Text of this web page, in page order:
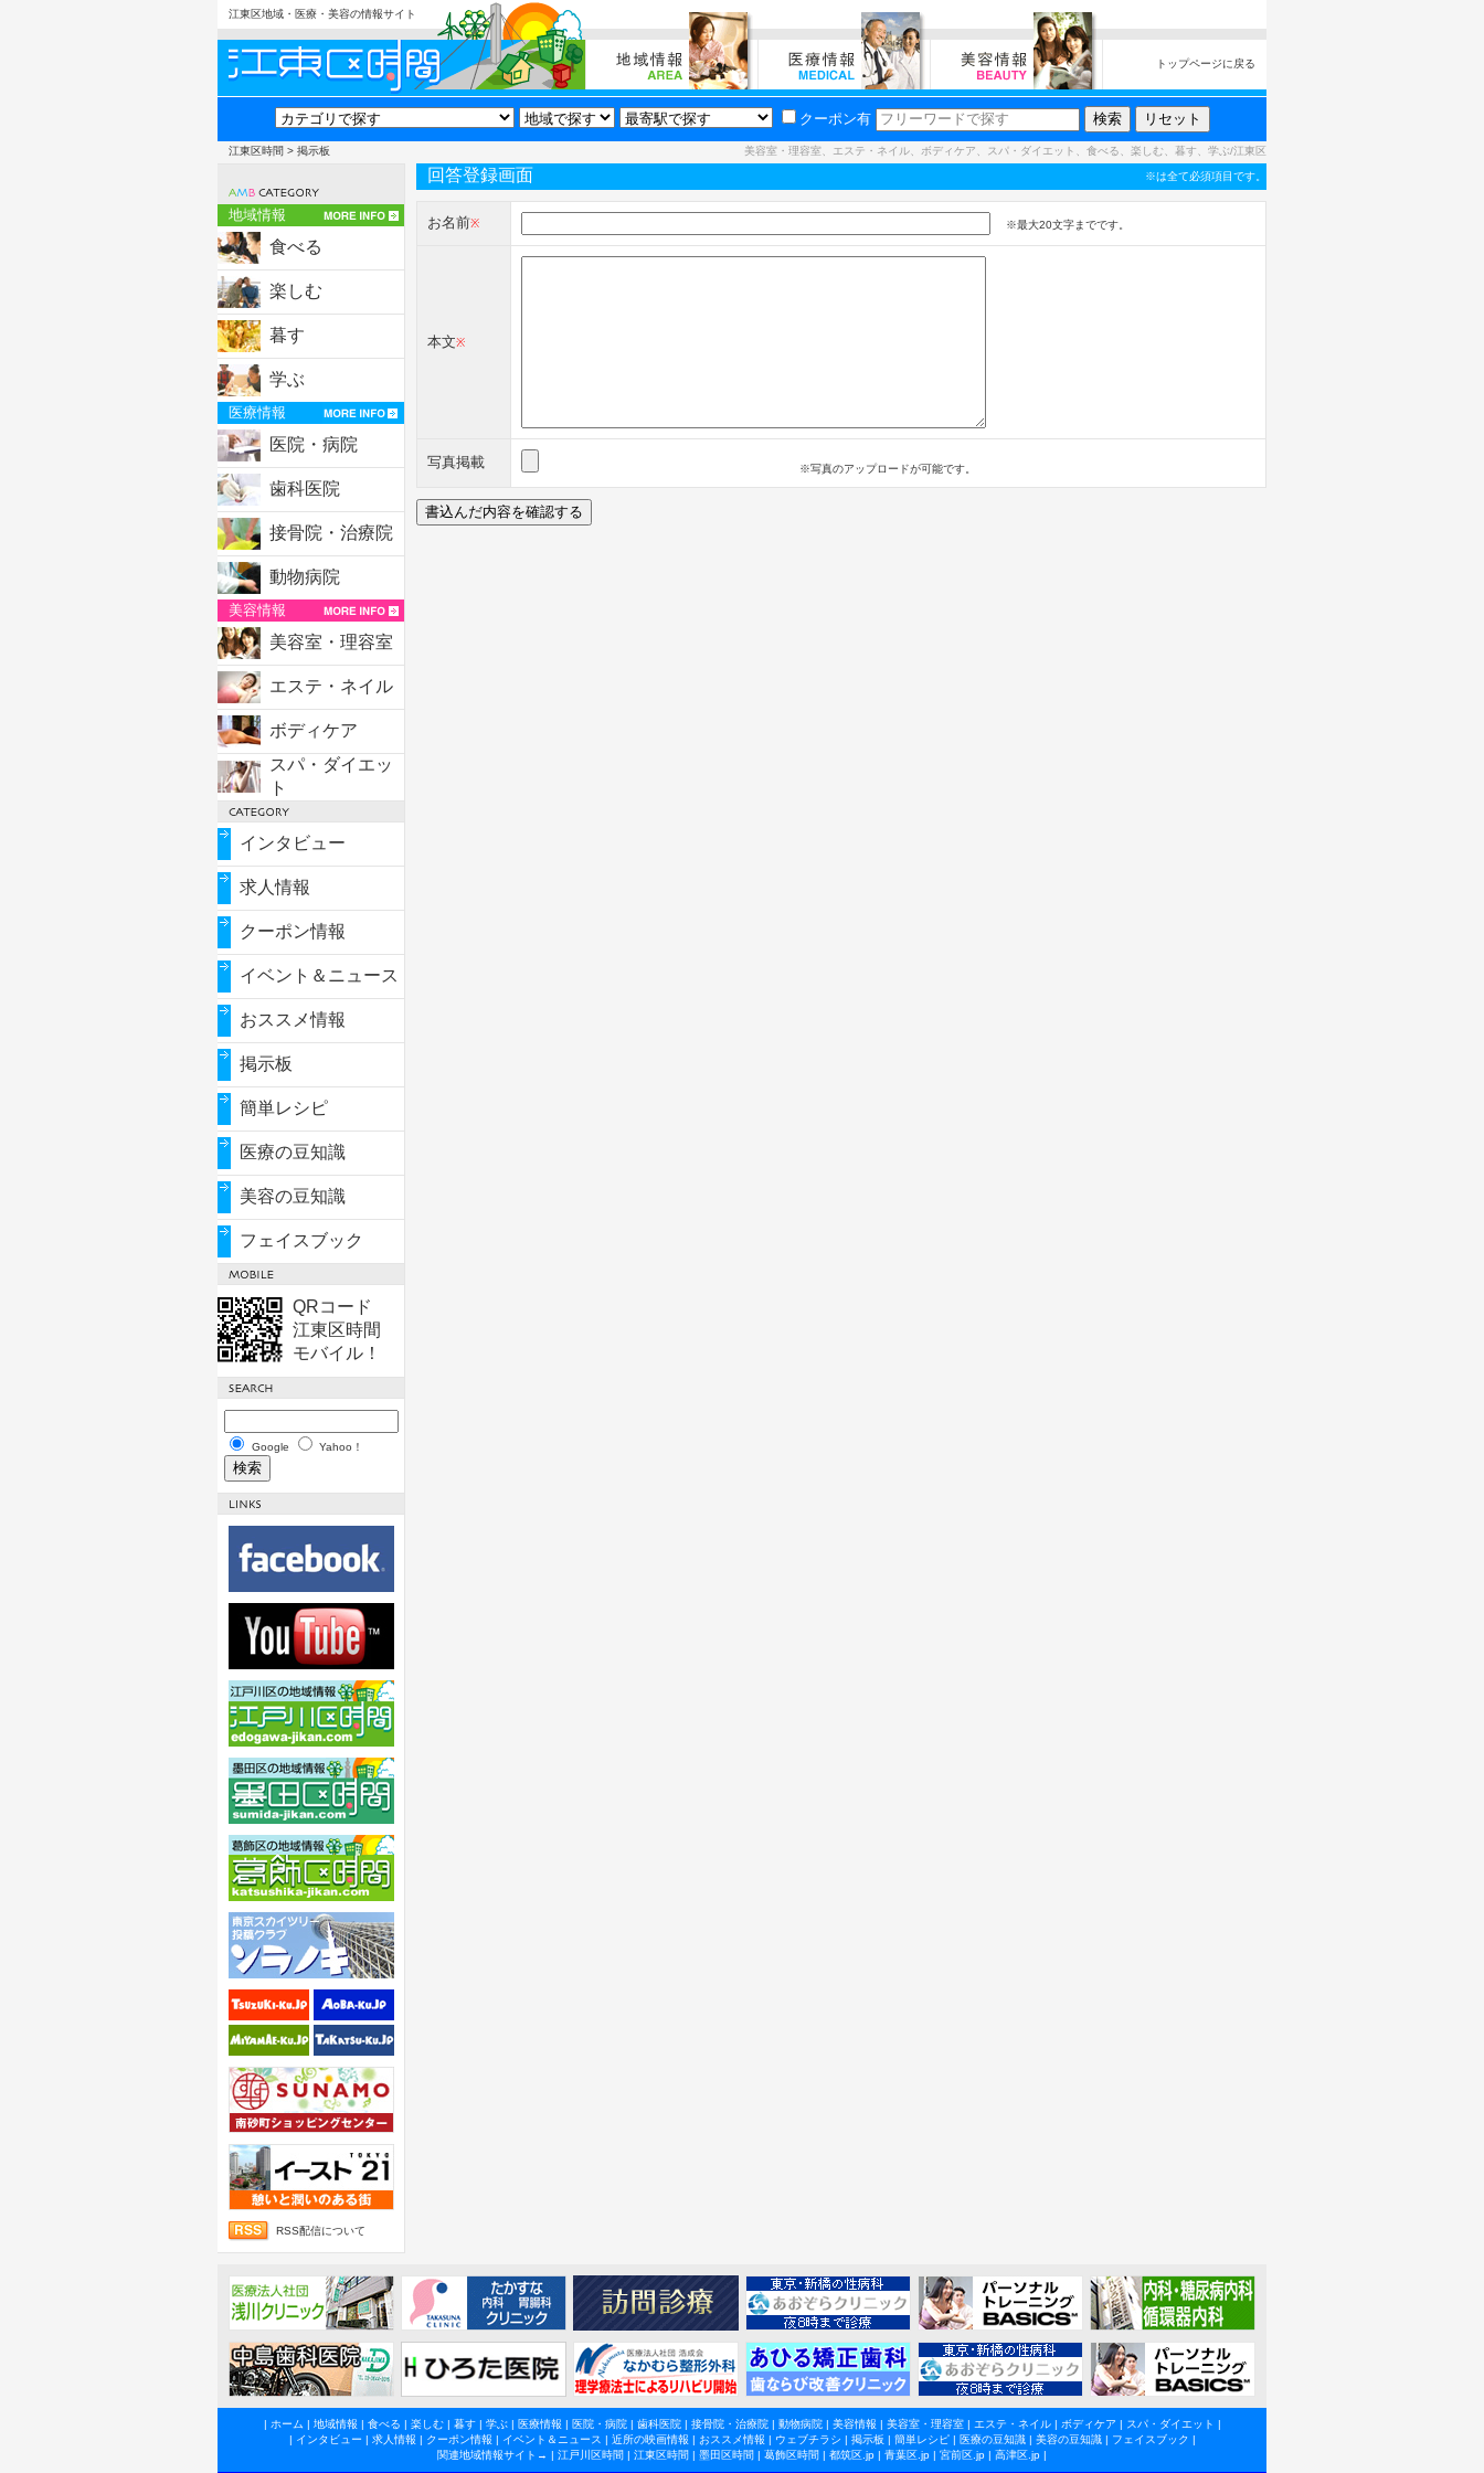
江東区地域・医療・美容の情報サイト
トップページに戻る
クーポン有
江東区時間 > 掲示板 美容室・理容室、エステ・ネイル、ボディケア、スパ・ダイエット、食べる、楽しむ、暮す、学ぶ/江東区
地域情報
食べる
楽しむ
暮す
学ぶ
医療情報
医院・病院
歯科医院
接骨院・治療院
動物病院
美容情報
美容室・理容室
エステ・ネイル
ボディケア
スパ・ダイエッ
ト
インタビュー
求人情報
クーポン情報
イベント＆ニュース
おススメ情報
掲示板
簡単レシピ
医療の豆知識
美容の豆知識
フェイスブック
QRコード
江東区時間
モバイル！
Google Yahoo！
RSS配信について
回答登録画面 ※は全て必須項目です。
お名前※ ※最大20文字までです。
本文※
写真掲載 ※写真のアップロードが可能です。
| ホーム | 地域情報 | 食べる | 楽しむ| 暮す| 学ぶ| 医療情報 | 医院・病院| 歯科医院| 接骨院・治療院| 動物病院| 美容情報 | 美容室・理容室| エステ・ネイル| ボディケア | スパ・ダイエット |
| インタビュー | 求人情報 | クーポン情報 | イベント＆ニュース | 近所の映画情報 | おススメ情報 | ウェブチラシ | 掲示板 | 簡単レシピ| 医療の豆知識| 美容の豆知識| フェイスブック |
関連地域情報サイト→ | 江戸川区時間 | 江東区時間 | 墨田区時間 | 葛飾区時間 | 都筑区.jp | 青葉区.jp | 宮前区.jp | 高津区.jp |